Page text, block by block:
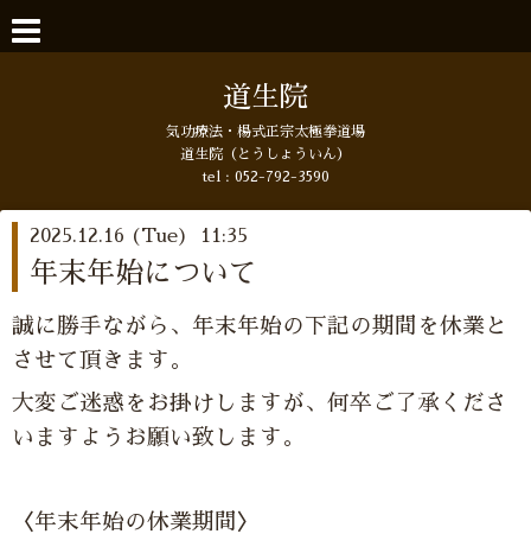
道生院
気功療法・楊式正宗太極拳道場
道生院（とうしょういん）
tel : 052-792-3590
2025.12.16 (Tue) 11:35
年末年始について
誠に勝手ながら、年末年始の下記の期間を休業と
させて頂きます。
大変ご迷惑をお掛けしますが、何卒ご了承くださ
いますようお願い致します。
〈年末年始の休業期間〉